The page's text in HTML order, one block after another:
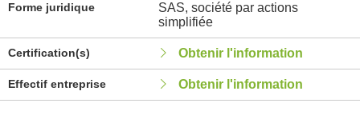
Forme juridique
SAS, société par actions
simplifiée
Certification(s) Obtenir l'information
Effectif entreprise Obtenir l'information